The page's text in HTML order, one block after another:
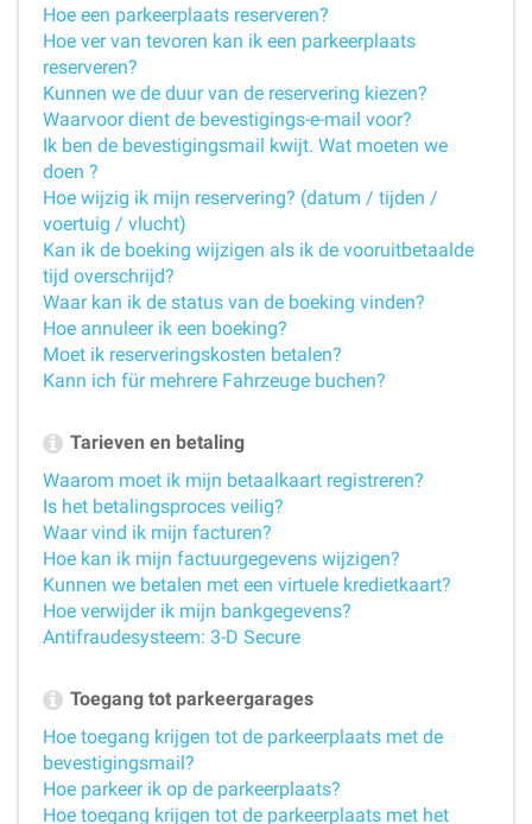
Hoe een parkeerplaats reserveren?
Hoe ver van tevoren kan ik een parkeerplaats
reserveren?
Kunnen we de duur van de reservering kiezen?
Waarvoor dient de bevestigings-e-mail voor?
Ik ben de bevestigingsmail kwijt. Wat moeten we
doen ?
Hoe wijzig ik mijn reservering? (datum / tijden /
voertuig / vlucht)
Kan ik de boeking wijzigen als ik de vooruitbetaalde
tijd overschrijd?
Waar kan ik de status van de boeking vinden?
Hoe annuleer ik een boeking?
Moet ik reserveringskosten betalen?
Kann ich für mehrere Fahrzeuge buchen?
Tarieven en betaling
Waarom moet ik mijn betaalkaart registreren?
Is het betalingsproces veilig?
Waar vind ik mijn facturen?
Hoe kan ik mijn factuurgegevens wijzigen?
Kunnen we betalen met een virtuele kredietkaart?
Hoe verwijder ik mijn bankgegevens?
Antifraudesysteem: 3-D Secure
Toegang tot parkeergarages
Hoe toegang krijgen tot de parkeerplaats met de
bevestigingsmail?
Hoe parkeer ik op de parkeerplaats?
Hoe toegang krijgen tot de parkeerplaats met het